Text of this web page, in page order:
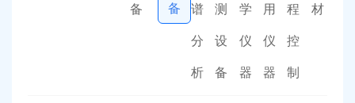
备
备
谱
分
析
测
设
备
学
仪
器
用
仪
器
程
控
制
材